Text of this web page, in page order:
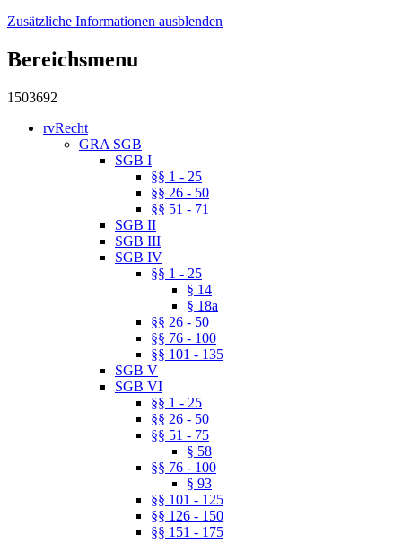
Zusätzliche Informationen ausblenden
Bereichsmenu
1503692
rvRecht
GRA SGB
SGB I
§§ 1 - 25
§§ 26 - 50
§§ 51 - 71
SGB II
SGB III
SGB IV
§§ 1 - 25
§ 14
§ 18a
§§ 26 - 50
§§ 76 - 100
§§ 101 - 135
SGB V
SGB VI
§§ 1 - 25
§§ 26 - 50
§§ 51 - 75
§ 58
§§ 76 - 100
§ 93
§§ 101 - 125
§§ 126 - 150
§§ 151 - 175